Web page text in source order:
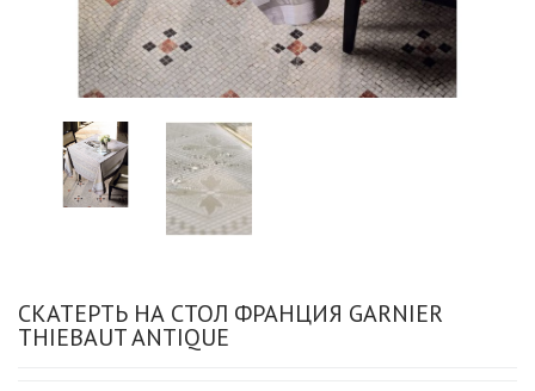
СКАТЕРТЬ НА СТОЛ ФРАНЦИЯ GARNIER
THIEBAUT ANTIQUE